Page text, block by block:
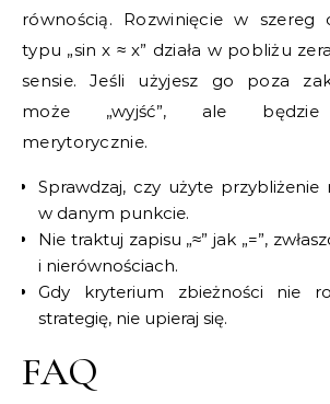
równością. Rozwinięcie w szereg
typu „sin x ≈ x” działa w pobliżu
sensie. Jeśli użyjesz go poza
może „wyjść”, ale będzie
merytorycznie.
Sprawdzaj, czy użyte przybliżenie
w danym punkcie.
Nie traktuj zapisu „≈” jak „=”,
i nierównościach.
Gdy kryterium zbieżności nie
strategię, nie upieraj się.
FAQ